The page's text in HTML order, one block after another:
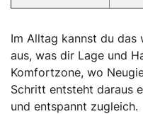
Im Alltag kannst du das
aus, was dir Lage und
Komfortzone, wo
Schritt entsteht daraus
und entspannt zugleich.